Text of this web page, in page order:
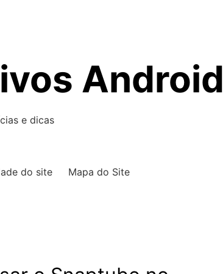
Android
e dicas
do site Mapa do Site